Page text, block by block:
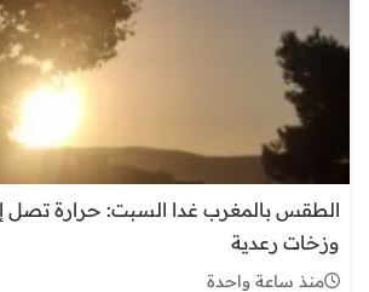
وزخات رعدية
منذ ساعة واحدة